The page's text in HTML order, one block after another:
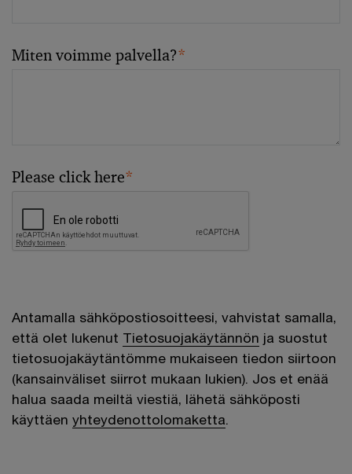
Miten voimme palvella?*
Please click here*
Antamalla sähköpostiosoitteesi, vahvistat samalla,
että olet lukenut Tietosuojakäytännön ja suostut
tietosuojakäytäntömme mukaiseen tiedon siirtoon
(kansainväliset siirrot mukaan lukien). Jos et enää
halua saada meiltä viestiä, lähetä sähköposti
käyttäen yhteydenottolomaketta.